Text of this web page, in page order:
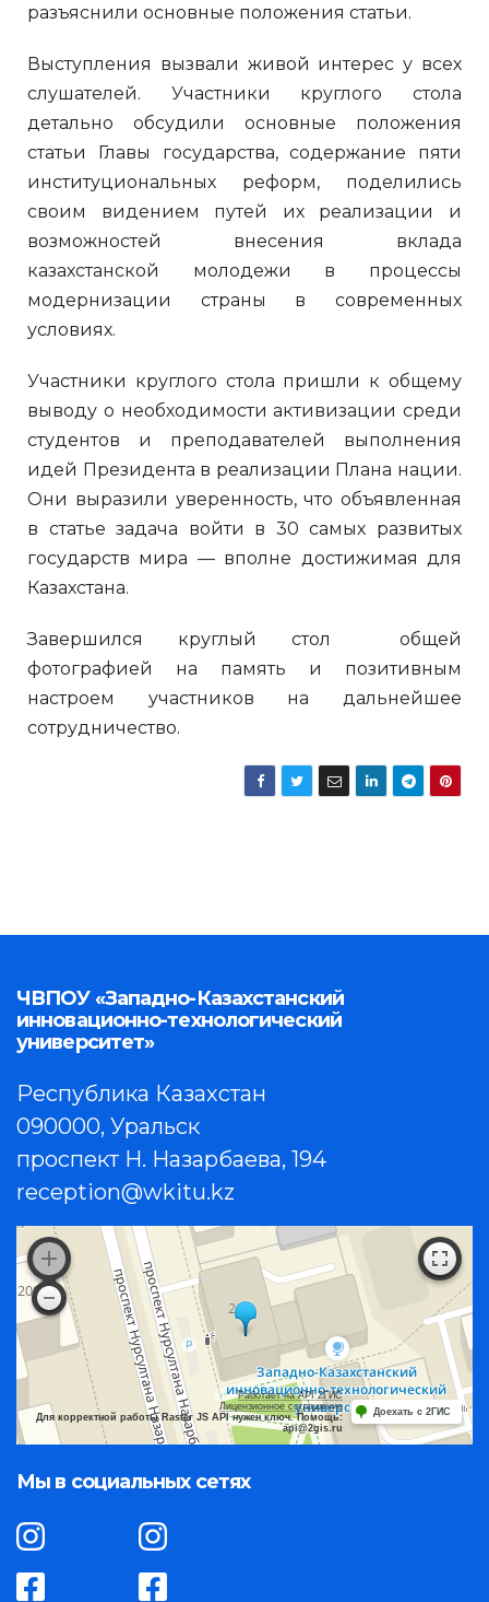
разъяснили основные положения статьи.
Выступления вызвали живой интерес у всех
слушателей. Участники круглого стола
детально обсудили основные положения
статьи Главы государства, содержание пяти
институциональных реформ, поделились
своим видением путей их реализации и
возможностей внесения вклада
казахстанской молодежи в процессы
модернизации страны в современных
условиях.
Участники круглого стола пришли к общему
выводу о необходимости активизации среди
студентов и преподавателей выполнения
идей Президента в реализации Плана нации.
Они выразили уверенность, что объявленная
в статье задача войти в 30 самых развитых
государств мира — вполне достижимая для
Казахстана.
Завершился круглый стол общей
фотографией на память и позитивным
настроем участников на дальнейшее
сотрудничество.
ЧВПОУ «Западно-Казахстанский
инновационно-технологический
университет»
Республика Казахстан
090000, Уральск
проспект Н. Назарбаева, 194
reception@wkitu.kz
Работает на API 2ГИС
Лицензионное соглашение
Для корректной работы Raster JS API нужен ключ. Помощь:
api@2gis.ru
Доехать с 2ГИС
Мы в социальных сетях